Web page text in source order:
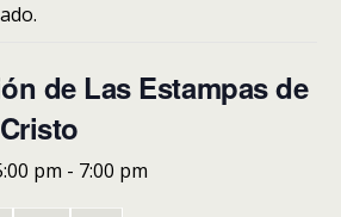
de Las Estampas de
pm - 7:00 pm